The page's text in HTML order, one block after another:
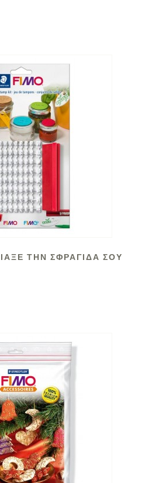
ΤΗΝ ΣΦΡΑΓΙΔΑ ΣΟΥ